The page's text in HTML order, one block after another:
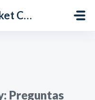
RoomRaccoon Ticket Centre
Preguntas